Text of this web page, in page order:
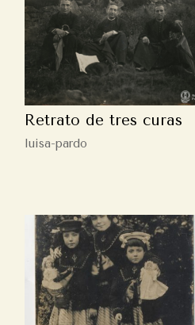
Retrato de tres curas
luisa-pardo